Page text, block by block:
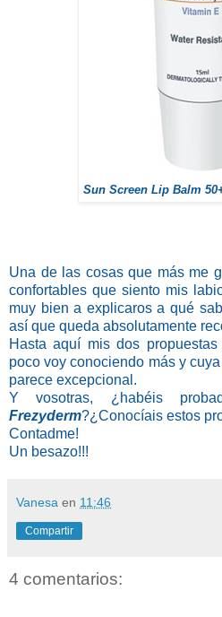
Sun Screen Lip Balm
Una de las cosas que más me
confortables que siento mis
muy bien a explicaros a qué
así que queda absolutamente
Hasta aquí mis dos
poco voy conociendo más y
parece excepcional.
Y vosotras, ¿habéis
Frezyderm?¿Conocíais estos
Contadme!
Un besazo!!!
Vanesa en 11:46
Compartir
4 comentarios: